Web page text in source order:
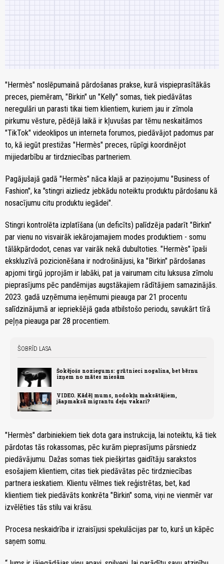
"Hermès" noslēpumainā pārdošanas prakse, kurā vispieprasītākās
preces, piemēram, "Birkin" un "Kelly" somas, tiek piedāvātas
neregulāri un parasti tikai tiem klientiem, kuriem jau ir zīmola
pirkumu vēsture, pēdējā laikā ir kļuvušas par tēmu neskaitāmos
"TikTok" videoklipos un interneta forumos, piedāvājot padomus par
to, kā iegūt prestižas "Hermès" preces, rūpīgi koordinējot
mijiedarbību ar tirdzniecības partneriem.
Pagājušajā gadā "Hermès" nāca klajā ar paziņojumu "Business of
Fashion", ka "stingri aizliedz jebkādu noteiktu produktu pārdošanu kā
nosacījumu citu produktu iegādei".
Stingri kontrolēta izplatīšana (un deficīts) palīdzēja padarīt "Birkin"
par vienu no visvairāk iekārojamajiem modes produktiem - somu
tālākpārdodot, cenas var vairāk nekā dubultoties. "Hermès" īpaši
ekskluzīvā pozicionēšana ir nodrošinājusi, ka "Birkin" pārdošanas
apjomi tirgū joprojām ir labāki, pat ja vairumam citu luksusa zīmolu
pieprasījums pēc pandēmijas augstākajiem rādītājiem samazinājās.
2023. gadā uzņēmuma ieņēmumi pieauga par 21 procentu
salīdzinājumā ar iepriekšējā gada atbilstošo periodu, savukārt tīrā
peļņa pieauga par 28 procentiem.
ŠOBRĪD LASA
Šokējošs noziegums: grūtnieci nogalina, bet bērnu
izņem no mātes miesām
VIDEO. Kādēļ mums, nodokļu maksātājiem,
jāapmaksā migrantu deju vakari?
"Hermès" darbiniekiem tiek dota gara instrukcija, lai noteiktu, kā tiek
pārdotas tās rokassomas, pēc kurām pieprasījums pārsniedz
piedāvājumu. Dažas somas tiek piešķirtas gaidītāju sarakstos
esošajiem klientiem, citas tiek piedāvātas pēc tirdzniecības
partnera ieskatiem. Klientu vēlmes tiek reģistrētas, bet, kad
klientiem tiek piedāvāts konkrēta "Birkin" soma, viņi ne vienmēr var
izvēlēties tās stilu vai krāsu.
Procesa neskaidrība ir izraisījusi spekulācijas par to, kurš un kāpēc
saņem somu.